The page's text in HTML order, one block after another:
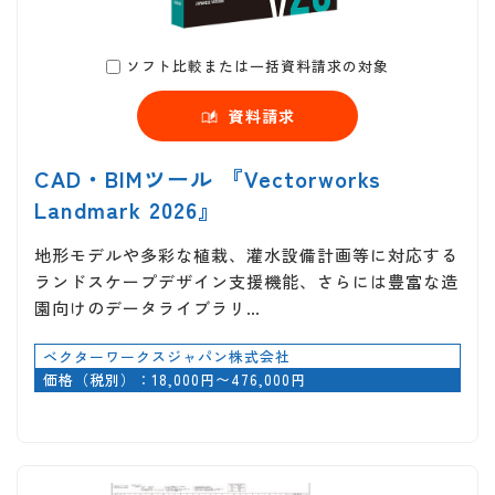
ソフト比較または一括資料請求の対象
資料請求
CAD・BIMツール 『Vectorworks
Landmark 2026』
地形モデルや多彩な植栽、灌水設備計画等に対応する
ランドスケープデザイン支援機能、さらには豊富な造
園向けのデータライブラリ…
ベクターワークスジャパン株式会社
価格（税別）：18,000円〜476,000円